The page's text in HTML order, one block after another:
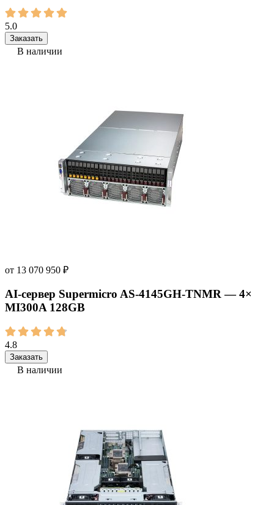
5.0
Заказать
В наличии
от 13 070 950 ₽
AI‑сервер Supermicro AS-4145GH-TNMR — 4×
MI300A 128GB
4.8
Заказать
В наличии